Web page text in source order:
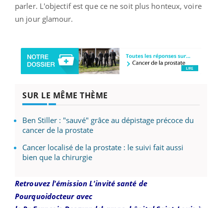
parler. L'objectif est que ce ne soit plus honteux, voire
un jour glamour.
SUR LE MÊME THÈME
Ben Stiller : "sauvé" grâce au dépistage précoce du
cancer de la prostate
Cancer localisé de la prostate : le suivi fait aussi
bien que la chirurgie
Retrouvez l'émission L'invité santé de
Pourquoidocteur avec